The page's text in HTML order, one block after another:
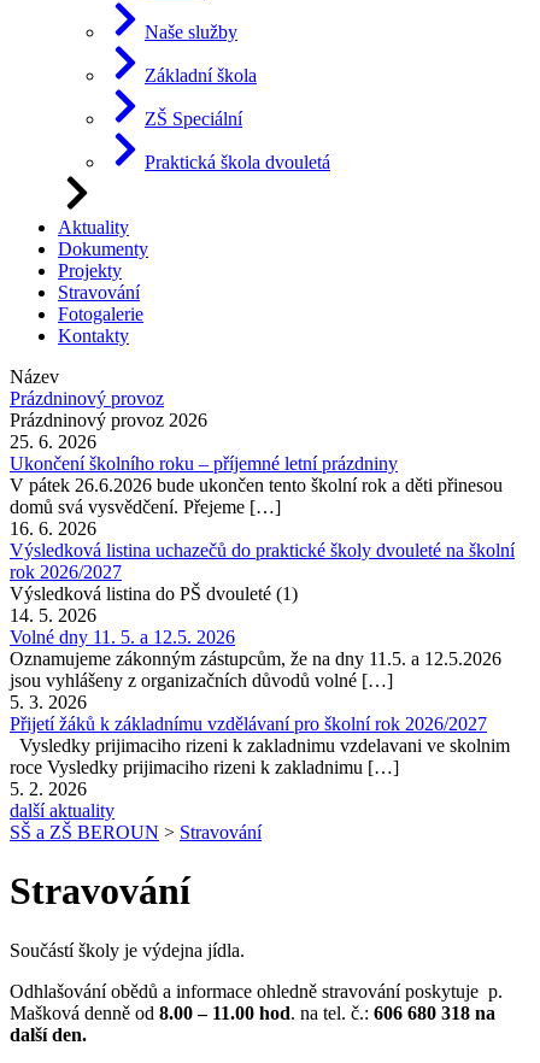
Naše služby
Základní škola
ZŠ Speciální
Praktická škola dvouletá
Aktuality
Dokumenty
Projekty
Stravování
Fotogalerie
Kontakty
Název
Prázdninový provoz
Prázdninový provoz 2026
25. 6. 2026
Ukončení školního roku – příjemné letní prázdniny
V pátek 26.6.2026 bude ukončen tento školní rok a děti přinesou
domů svá vysvědčení. Přejeme […]
16. 6. 2026
Výsledková listina uchazečů do praktické školy dvouleté na školní
rok 2026/2027
Výsledková listina do PŠ dvouleté (1)
14. 5. 2026
Volné dny 11. 5. a 12.5. 2026
Oznamujeme zákonným zástupcům, že na dny 11.5. a 12.5.2026
jsou vyhlášeny z organizačních důvodů volné […]
5. 3. 2026
Přijetí žáků k základnímu vzdělávaní pro školní rok 2026/2027
Vysledky prijimaciho rizeni k zakladnimu vzdelavani ve skolnim
roce Vysledky prijimaciho rizeni k zakladnimu […]
5. 2. 2026
další aktuality
SŠ a ZŠ BEROUN > Stravování
Stravování
Součástí školy je výdejna jídla.
Odhlašování obědů a informace ohledně stravování poskytuje p.
Mašková denně od 8.00 – 11.00 hod. na tel. č.: 606 680 318 na
další den.